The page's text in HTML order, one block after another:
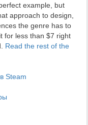
example, but
approach to design,
the genre has to
for less than $7 right
Read the rest of the
Steam